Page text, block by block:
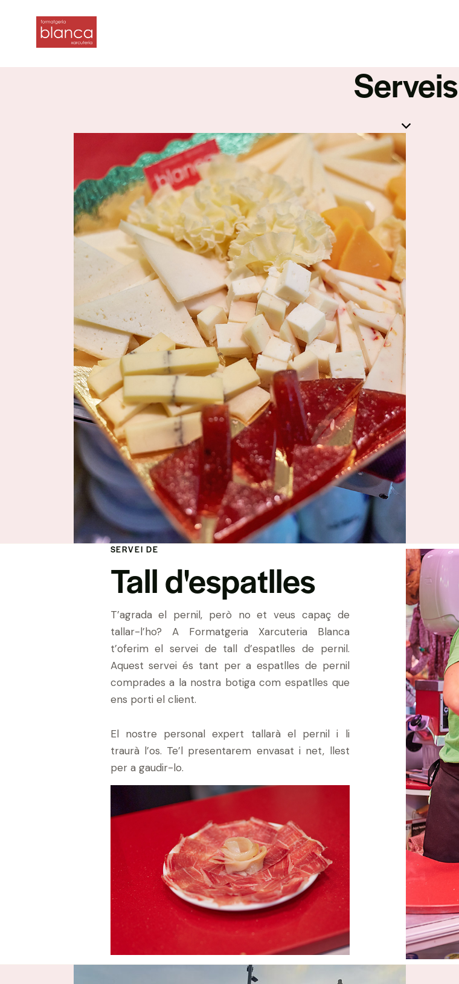
Serveis
SERVEI DE
Tall d'espatlles
T’agrada el pernil, però no et veus capaç de
tallar-l’ho? A Formatgeria Xarcuteria Blanca
t’oferim el servei de tall d’espatlles de pernil.
Aquest servei és tant per a espatlles de pernil
comprades a la nostra botiga com espatlles que
ens porti el client.
El nostre personal expert tallarà el pernil i li
traurà l’os. Te’l presentarem envasat i net, llest
per a gaudir-lo.